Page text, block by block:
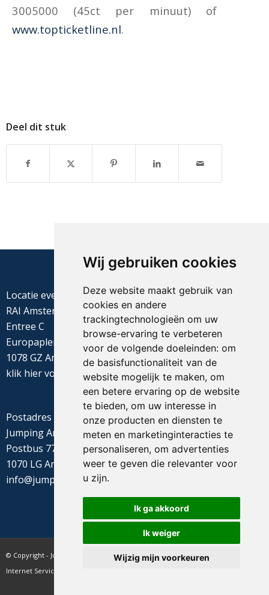
Wij gebruiken cookies
Deze website maakt gebruik van
cookies en andere
trackingtechnologieën om uw
browse-ervaring te verbeteren
voor de volgende doeleinden: om
de basisfunctionaliteit van de
website mogelijk te maken, om
een betere ervaring op de website
te bieden, om uw interesse in
onze producten en diensten te
meten en marketinginteracties te
personaliseren, om advertenties
weer te geven die relevanter voor
u zijn.
Ik ga akkoord
Ik weiger
Wijzig mijn voorkeuren
3005000 (45ct per minuut) of
www.topticketline.nl.
Deel dit stuk
Locatie evenement
RAI Amsterdam
Entree C
Europaplein 22
1078 GZ Amsterdam
klik hiervoor de routebeschrijving
Postadres
Jumping Amsterdam
Postbus 77655
1070 LG Amsterdam
info@jumpingamsterdam.nl
© Copyright - Jumping Amsterdam - website realisatie CyberNed
Internet Services